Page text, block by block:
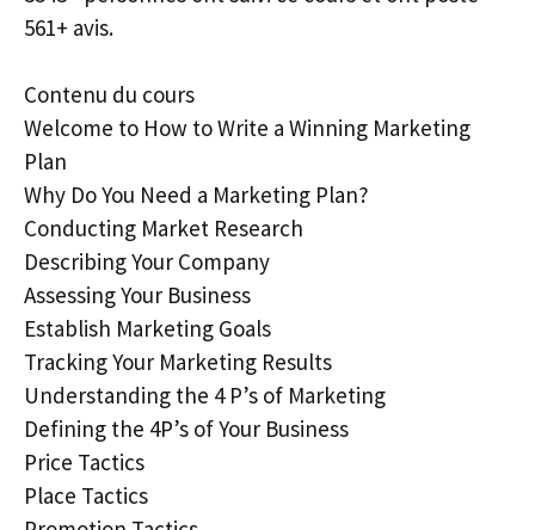
561+ avis.
Contenu du cours
Welcome to How to Write a Winning Marketing
Plan
Why Do You Need a Marketing Plan?
Conducting Market Research
Describing Your Company
Assessing Your Business
Establish Marketing Goals
Tracking Your Marketing Results
Understanding the 4 P’s of Marketing
Defining the 4P’s of Your Business
Price Tactics
Place Tactics